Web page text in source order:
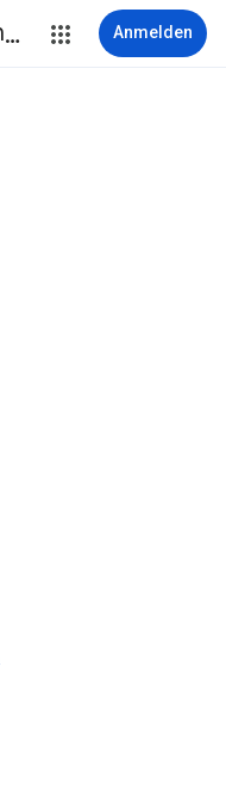
Datenschutzerklärung & Nutzungsbedingungen Anmelden